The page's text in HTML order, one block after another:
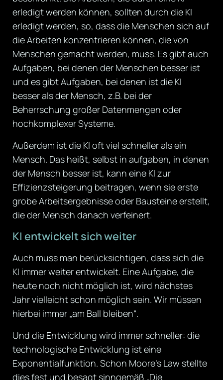
erledigt werden können, sollten durch die KI
erledigt werden, so, dass die Menschen sich auf
die Arbeiten konzentrieren können, die von
Menschen gemacht werden, muss. Es gibt auch
Aufgaben, bei denen der Menschen besser ist
und es gibt Aufgaben, bei denen ist die KI
besser als der Mensch, z.B. bei der
Beherrschung großer Datenmengen oder
hochkomplexer Systeme.
Außerdem ist die KI oft viel schneller als ein
Mensch. Das heißt, selbst in aufgaben, in denen
der Mensch besser ist, kann eine KI zur
Effizienzsteigerung beitragen, wenn sie erste
grobe Arbeitsergebnisse oder Bausteine erstellt,
die der Mensch danach verfeinert.
KI entwickelt sich weiter
Auch muss man berücksichtigen, dass sich die
KI immer weiter entwickelt. Eine Aufgabe, die
heute noch nicht möglich ist, wird nächstes
Jahr vielleicht schon möglich sein. Wir müssen
hierbei immer „am Ball bleiben“.
Und die Entwicklung wird immer schneller: die
technologische Entwicklung ist eine
Exponentialfunktion. Schon Moore’s Law stellte
dies fest und besagt sinngemäß „Die